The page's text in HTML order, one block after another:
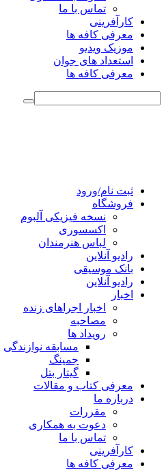
تماس با ما
کارآفرینی
معرفی کافه ها
موزیک ویدیو
استعداد های جوان
معرفی کافه ها
ثبت نام/ورود
فروشگاه
نسخه فیزیکی آلبوم
اکسسوری
لباس هنرمندان
رادیو آنلاین
بانک موسیقی
رادیو آنلاین
اخبار
اخبار اجراهای زنده
مصاحبه
رویداد ها
مسابقه نوازندگی
جمینگ
گیتار بتل
معرفی کتاب و مقالات
درباره ما
مقررات
دعوت به همکاری
تماس با ما
کارآفرینی
معرفی کافه ها